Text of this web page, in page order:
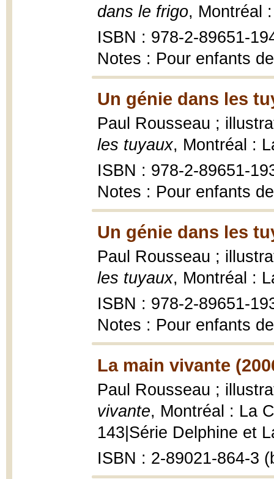
dans le frigo, Montréal
ISBN : 978-2-89651-
Notes : Pour enfants
Un génie dans les
Paul Rousseau ;
les tuyaux, Montréal :
ISBN : 978-2-89651-
Notes : Pour enfants
Un génie dans les
Paul Rousseau ;
les tuyaux, Montréal :
ISBN : 978-2-89651-
Notes : Pour enfants
La main vivante
Paul Rousseau ;
vivante, Montréal : La
143|Série Delphine et
ISBN : 2-89021-864-3